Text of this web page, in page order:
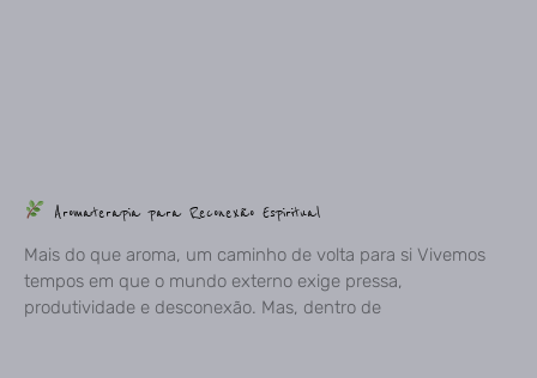
Aromaterapia para Reconexão Espiritual
Mais do que aroma, um caminho de volta para si Vivemos
tempos em que o mundo externo exige pressa,
produtividade e desconexão. Mas, dentro de